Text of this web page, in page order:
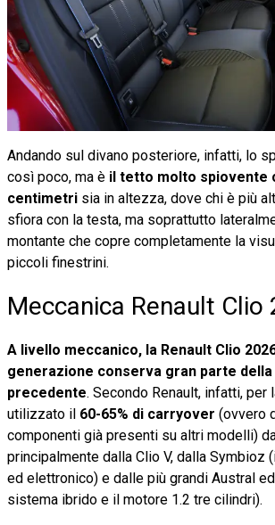
Andando sul divano posteriore, infatti, lo
così poco, ma è il tetto molto spiovente
centimetri sia in altezza, dove chi è più
sfiora con la testa, ma soprattutto
montante che copre completamente la
piccoli finestrini.
Meccanica Renault Clio
A livello meccanico, la Renault Clio
generazione conserva gran parte
precedente. Secondo Renault, infatti, per
utilizzato il 60-65% di carryover (ovvero
componenti già presenti su altri modelli)
principalmente dalla Clio V, dalla Symbioz
ed elettronico) e dalle più grandi Austral
sistema ibrido e il motore 1.2 tre cilindri).